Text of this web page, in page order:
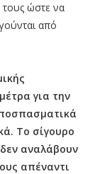
τους ώστε να
από
για την
Το σίγουρο
αναλάβουν
απέναντι